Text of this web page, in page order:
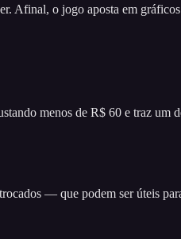
Afinal, o jogo aposta em
menos de R$ 60 e traz um
— que podem ser úteis